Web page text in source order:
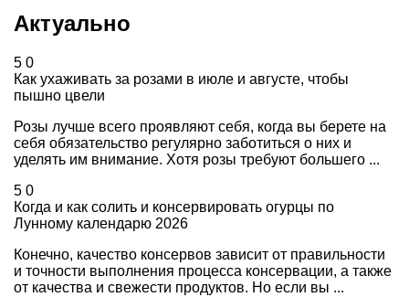
Актуально
5 0
Как ухаживать за розами в июле и августе, чтобы
пышно цвели
Розы лучше всего проявляют себя, когда вы берете на
себя обязательство регулярно заботиться о них и
уделять им внимание. Хотя розы требуют большего ...
5 0
Когда и как солить и консервировать огурцы по
Лунному календарю 2026
Конечно, качество консервов зависит от правильности
и точности выполнения процесса консервации, а также
от качества и свежести продуктов. Но если вы ...